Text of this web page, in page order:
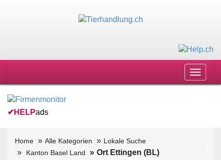
Toggle
✔ HELPads
Home Alle Kategorien
Lokale Suche
Kanton Basel Land
Ort Ettingen (BL)